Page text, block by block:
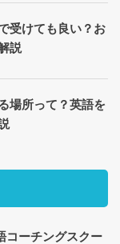
受けても良い？お
説
場所って？英語を
コーチングスクー